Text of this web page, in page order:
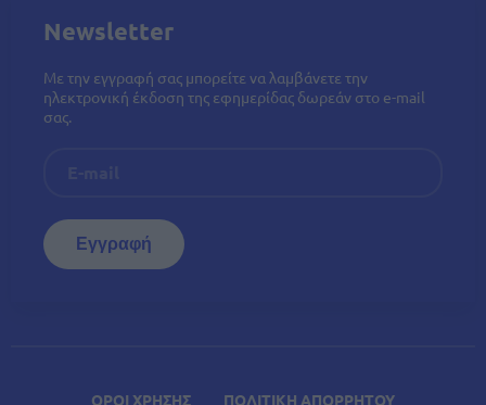
ΟΡΟΙ ΧΡΗΣΗΣ ΠΟΛΙΤΙΚΗ ΑΠΟΡΡΗΤΟΥ
Newsletter
Με την εγγραφή σας μπορείτε να λαμβάνετε την
ηλεκτρονική έκδοση της εφημερίδας δωρεάν στο e-mail
σας.